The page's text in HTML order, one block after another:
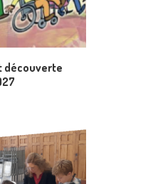
découverte